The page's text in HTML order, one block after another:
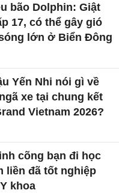
bão Dolphin: Giật
17, có thể gây gió
lớn ở Biển Đông
Yến Nhi nói gì về
xe tại chung kết
Vietnam 2026?
cõng bạn đi học
liền đã tốt nghiệp
khoa